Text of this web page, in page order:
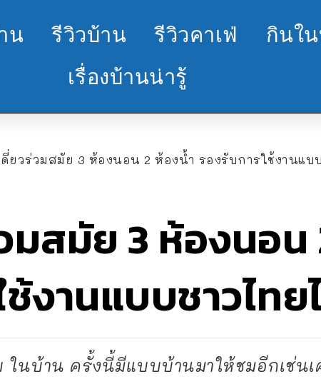
น รีวิวบ้าน รีวิวคาเฟ่
กินใ
เรื่องบ้านน่ารู้
ยวร่วมสมัย 3 ห้องนอน 2 ห้องน้ำ รองรับการใช้งานแบ
มสมัย 3 ห้องนอน
งานแบบชาวไท
ในบ้าน ครั้งนี้มีแบบบ้านมาให้ชมอีกเช่นเ